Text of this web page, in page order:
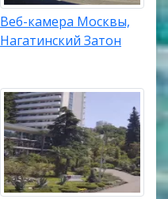
Веб-камера Москвы,
Нагатинский Затон